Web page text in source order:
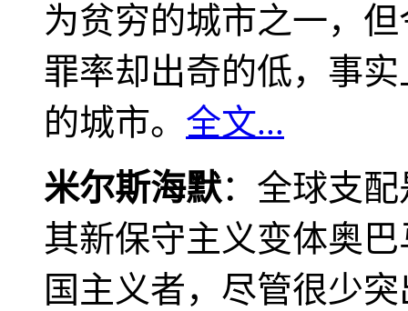
为贫穷的城市之一，
罪率却出奇的低，事
的城市。 全文...
米尔斯海默：全球支
其新保守主义变体奥
国主义者，尽管很少